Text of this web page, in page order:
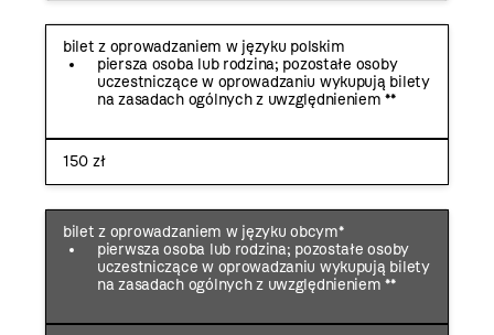
bilet z oprowadzaniem w języku polskim
piersza osoba lub rodzina; pozostałe osoby
uczestniczące w oprowadzaniu wykupują bilety
na zasadach ogólnych z uwzględnieniem **
150 zł
bilet z oprowadzaniem w języku obcym*
pierwsza osoba lub rodzina; pozostałe osoby
uczestniczące w oprowadzaniu wykupują bilety
na zasadach ogólnych z uwzględnieniem **